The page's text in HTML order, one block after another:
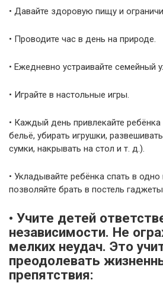
• Давайте здоровую пищу и
• Проводите час в день на природе.
• Ежедневно устраивайте семейный
• Играйте в настольные игры.
• Каждый день привлекайте
бельё, убирать игрушки,
сумки, накрывать на стол и т. д.).
• Укладывайте ребёнка спать в
позволяйте брать в постель
• Учите детей
независимости. Не
мелких неудач. Это
преодолевать
препятствия: